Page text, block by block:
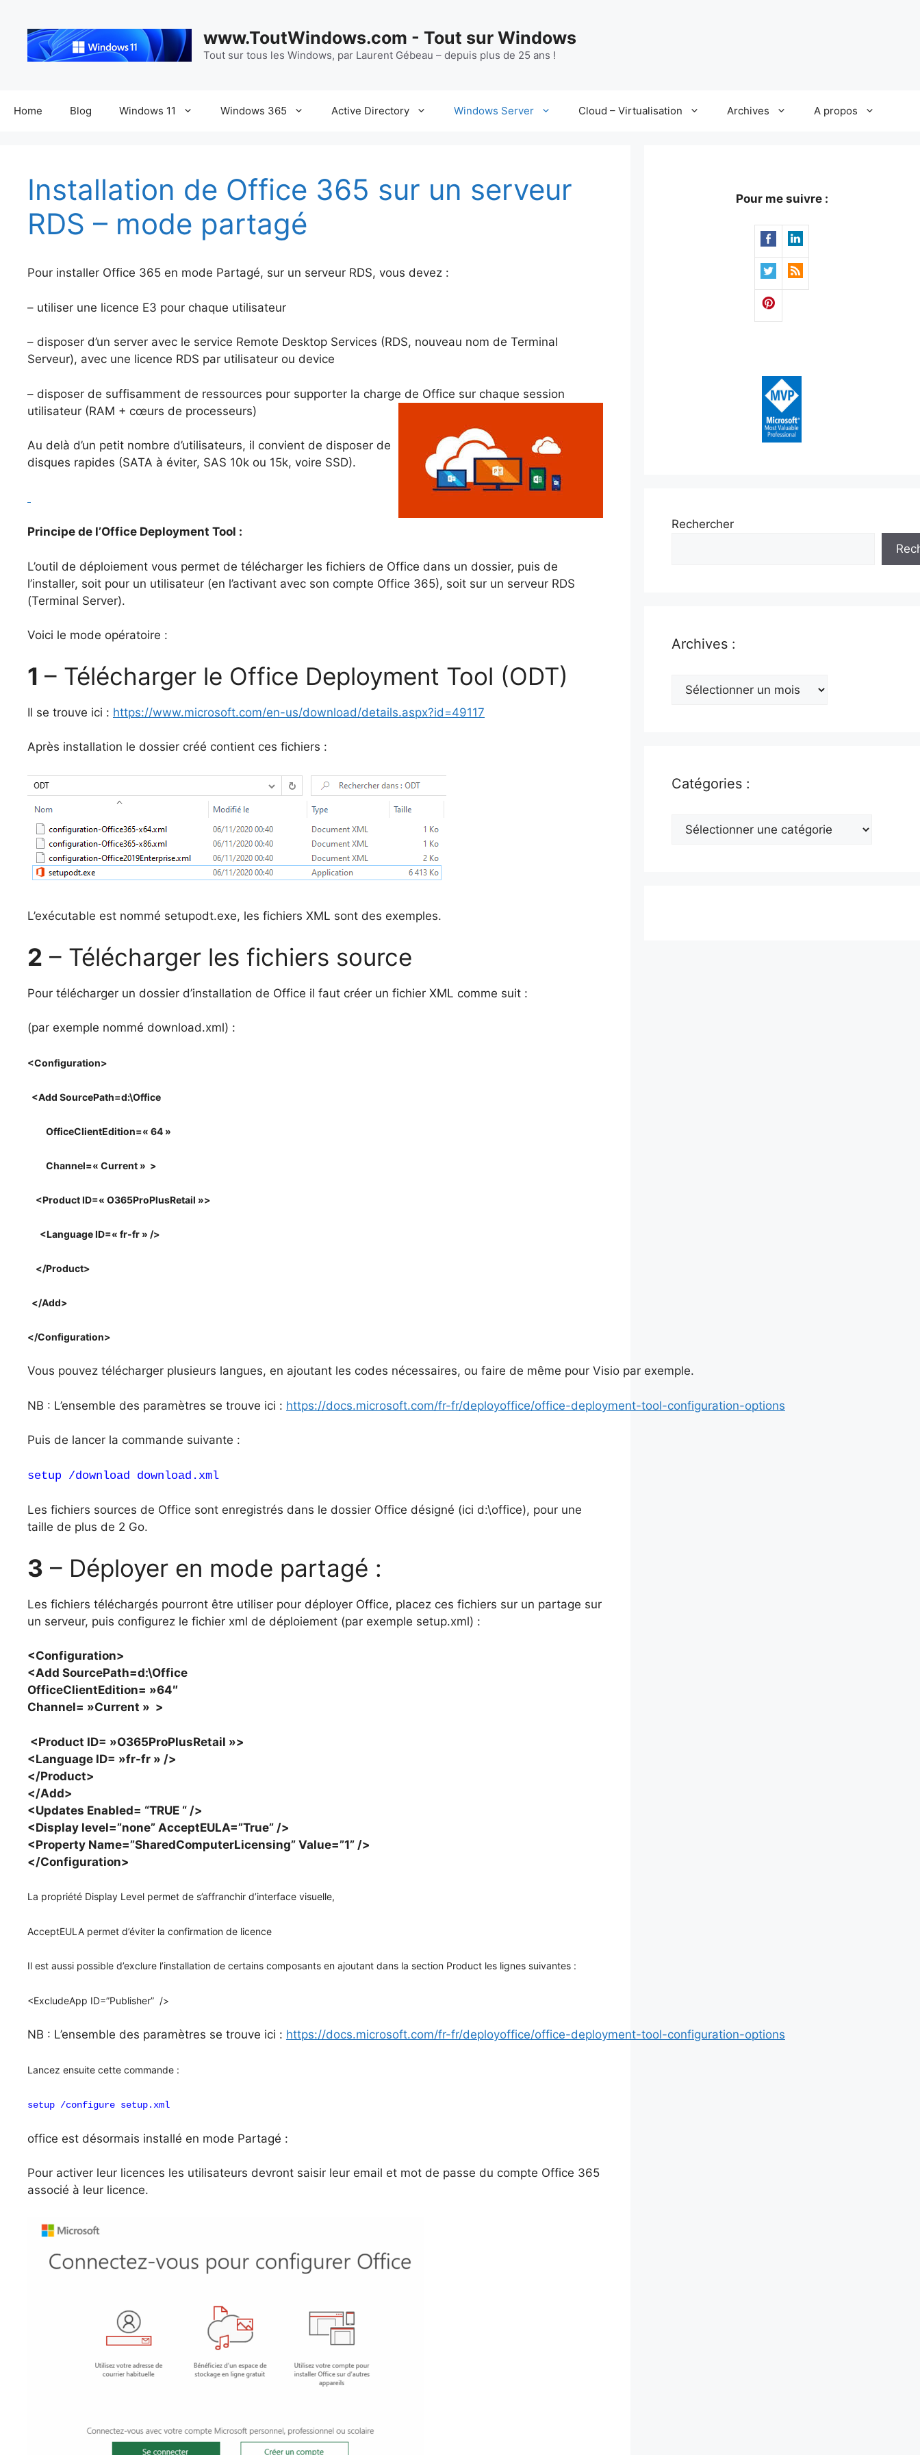
contenu
www.ToutWindows.com - Tout sur Windows
Tout sur tous les Windows, par Laurent Gébeau – depuis plus de 25 ans !
Home Blog Windows 11 Windows 365 Active Directory Windows Server Cloud – Virtualisation Archives A propos
Installation de Office 365 sur un serveur
RDS – mode partagé
Pour installer Office 365 en mode Partagé, sur un serveur RDS, vous devez :
– utiliser une licence E3 pour chaque utilisateur
– disposer d’un server avec le service Remote Desktop Services (RDS, nouveau nom de Terminal
Serveur), avec une licence RDS par utilisateur ou device
– disposer de suffisamment de ressources pour supporter la charge de Office sur chaque session
utilisateur (RAM + cœurs de processeurs)
Au delà d’un petit nombre d’utilisateurs, il convient de disposer de
disques rapides (SATA à éviter, SAS 10k ou 15k, voire SSD).
Principe de l’Office Deployment Tool :
L’outil de déploiement vous permet de télécharger les fichiers de Office dans un dossier, puis de
l’installer, soit pour un utilisateur (en l’activant avec son compte Office 365), soit sur un serveur RDS
(Terminal Server).
Voici le mode opératoire :
1 – Télécharger le Office Deployment Tool (ODT)
Il se trouve ici : https://www.microsoft.com/en-us/download/details.aspx?id=49117
Après installation le dossier créé contient ces fichiers :
L’exécutable est nommé setupodt.exe, les fichiers XML sont des exemples.
2 – Télécharger les fichiers source
Pour télécharger un dossier d’installation de Office il faut créer un fichier XML comme suit :
(par exemple nommé download.xml) :
<Configuration>
<Add SourcePath=d:\Office
OfficeClientEdition=« 64 »
Channel=« Current » >
<ProductID=« O365ProPlusRetail »>
<LanguageID=« fr-fr » />
</Product>
</Add>
</Configuration>
Vous pouvez télécharger plusieurs langues, en ajoutant les codes nécessaires, ou faire de même pour Visio par exemple.
NB : L’ensemble des paramètres se trouve ici : https://docs.microsoft.com/fr-fr/deployoffice/office-deployment-tool-configuration-options
Puis de lancer la commande suivante :
setup /download download.xml
Les fichiers sources de Office sont enregistrés dans le dossier Office désigné (ici d:\office), pour une
taille de plus de 2 Go.
3 – Déployer en mode partagé :
Les fichiers téléchargés pourront être utiliser pour déployer Office, placez ces fichiers sur un partage sur
un serveur, puis configurez le fichier xml de déploiement (par exemple setup.xml) :
<Configuration>
<Add SourcePath=d:\Office
OfficeClientEdition= »64″
Channel= »Current » >
<Product ID= »O365ProPlusRetail »>
<Language ID= »fr-fr » />
</Product>
</Add>
<Updates Enabled= “TRUE “ />
<Display level=”none” AcceptEULA=”True” />
<Property Name=”SharedComputerLicensing” Value=”1” />
</Configuration>
La propriété Display Level permet de s’affranchir d’interface visuelle,
AcceptEULA permet d’éviter la confirmation de licence
Il est aussi possible d’exclure l’installation de certains composants en ajoutant dans la section Product les lignes suivantes :
<ExcludeApp ID=”Publisher”  />
NB : L’ensemble des paramètres se trouve ici : https://docs.microsoft.com/fr-fr/deployoffice/office-deployment-tool-configuration-options
Lancez ensuite cette commande :
setup /configure setup.xml
office est désormais installé en mode Partagé :
Pour activer leur licences les utilisateurs devront saisir leur email et mot de passe du compte Office 365
associé à leur licence.
Pour me suivre :
Rechercher
Archives :
Archives
Catégories :
Catégories